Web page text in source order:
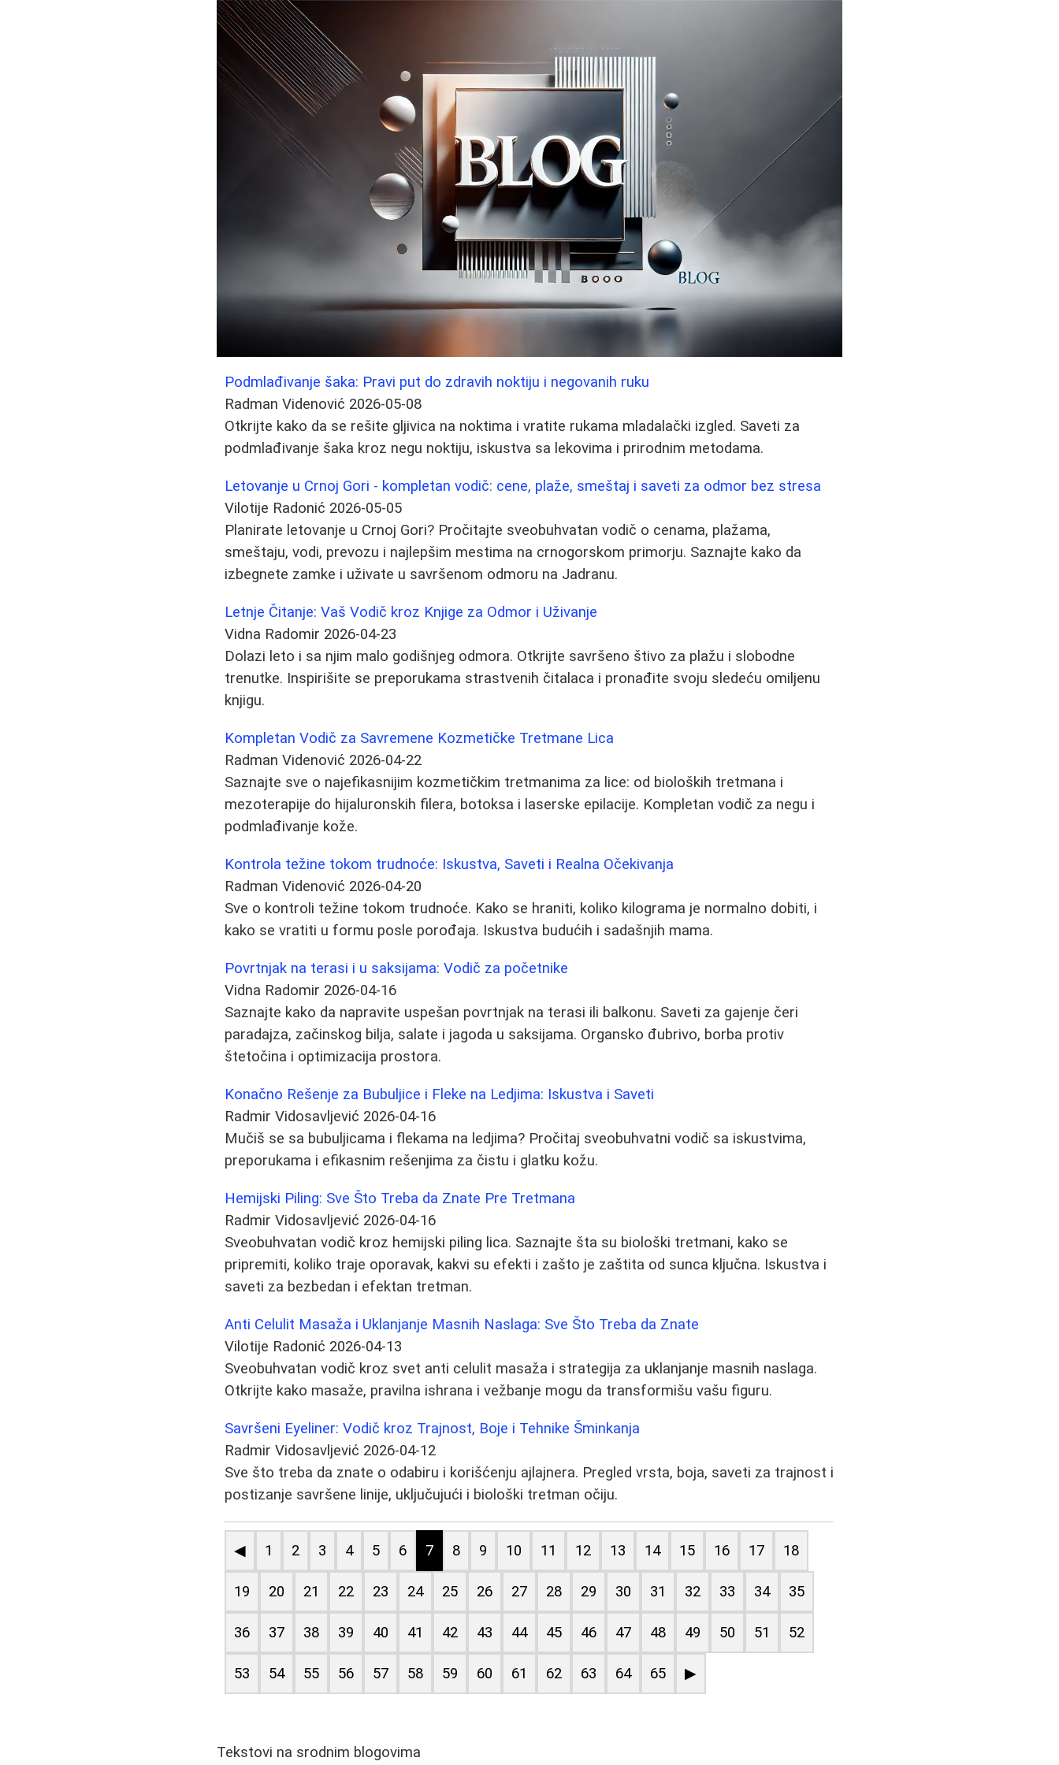
Podmlađivanje šaka: Pravi put do zdravih noktiju i negovanih ruku
Radman Videnović 2026-05-08
Otkrijte kako da se rešite gljivica na noktima i vratite rukama mladalački izgled. Saveti za
podmlađivanje šaka kroz negu noktiju, iskustva sa lekovima i prirodnim metodama.
Letovanje u Crnoj Gori - kompletan vodič: cene, plaže, smeštaj i saveti za odmor bez stresa
Vilotije Radonić 2026-05-05
Planirate letovanje u Crnoj Gori? Pročitajte sveobuhvatan vodič o cenama, plažama,
smeštaju, vodi, prevozu i najlepšim mestima na crnogorskom primorju. Saznajte kako da
izbegnete zamke i uživate u savršenom odmoru na Jadranu.
Letnje Čitanje: Vaš Vodič kroz Knjige za Odmor i Uživanje
Vidna Radomir 2026-04-23
Dolazi leto i sa njim malo godišnjeg odmora. Otkrijte savršeno štivo za plažu i slobodne
trenutke. Inspirišite se preporukama strastvenih čitalaca i pronađite svoju sledeću omiljenu
knjigu.
Kompletan Vodič za Savremene Kozmetičke Tretmane Lica
Radman Videnović 2026-04-22
Saznajte sve o najefikasnijim kozmetičkim tretmanima za lice: od bioloških tretmana i
mezoterapije do hijaluronskih filera, botoksa i laserske epilacije. Kompletan vodič za negu i
podmlađivanje kože.
Kontrola težine tokom trudnoće: Iskustva, Saveti i Realna Očekivanja
Radman Videnović 2026-04-20
Sve o kontroli težine tokom trudnoće. Kako se hraniti, koliko kilograma je normalno dobiti, i
kako se vratiti u formu posle porođaja. Iskustva budućih i sadašnjih mama.
Povrtnjak na terasi i u saksijama: Vodič za početnike
Vidna Radomir 2026-04-16
Saznajte kako da napravite uspešan povrtnjak na terasi ili balkonu. Saveti za gajenje čeri
paradajza, začinskog bilja, salate i jagoda u saksijama. Organsko đubrivo, borba protiv
štetočina i optimizacija prostora.
Konačno Rešenje za Bubuljice i Fleke na Ledjima: Iskustva i Saveti
Radmir Vidosavljević 2026-04-16
Mučiš se sa bubuljicama i flekama na ledjima? Pročitaj sveobuhvatni vodič sa iskustvima,
preporukama i efikasnim rešenjima za čistu i glatku kožu.
Hemijski Piling: Sve Što Treba da Znate Pre Tretmana
Radmir Vidosavljević 2026-04-16
Sveobuhvatan vodič kroz hemijski piling lica. Saznajte šta su biološki tretmani, kako se
pripremiti, koliko traje oporavak, kakvi su efekti i zašto je zaštita od sunca ključna. Iskustva i
saveti za bezbedan i efektan tretman.
Anti Celulit Masaža i Uklanjanje Masnih Naslaga: Sve Što Treba da Znate
Vilotije Radonić 2026-04-13
Sveobuhvatan vodič kroz svet anti celulit masaža i strategija za uklanjanje masnih naslaga.
Otkrijte kako masaže, pravilna ishrana i vežbanje mogu da transformišu vašu figuru.
Savršeni Eyeliner: Vodič kroz Trajnost, Boje i Tehnike Šminkanja
Radmir Vidosavljević 2026-04-12
Sve što treba da znate o odabiru i korišćenju ajlajnera. Pregled vrsta, boja, saveti za trajnost i
postizanje savršene linije, uključujući i biološki tretman očiju.
◀ 1 2 3 4 5 6 7 8 9 10 11 12 13 14 15 16 17 18
19 20 21 22 23 24 25 26 27 28 29 30 31 32 33 34 35
36 37 38 39 40 41 42 43 44 45 46 47 48 49 50 51 52
53 54 55 56 57 58 59 60 61 62 63 64 65 ▶
Tekstovi na srodnim blogovima